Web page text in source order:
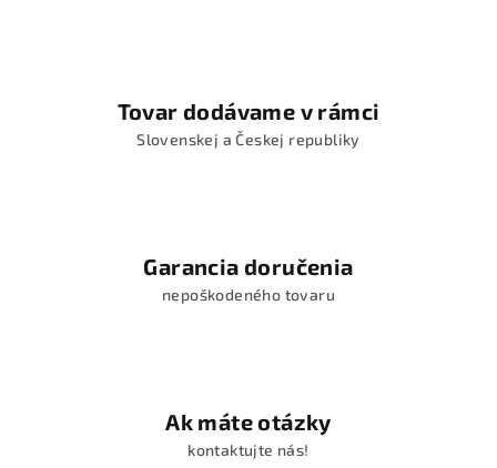
Tovar dodávame v rámci
Slovenskej a Českej republiky
Garancia doručenia
nepoškodeného tovaru
Ak máte otázky
kontaktujte nás!